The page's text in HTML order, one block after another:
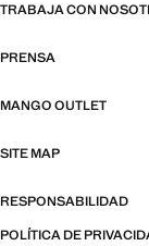
TRABAJA CON
PRENSA
MANGO OUTLET
SITE MAP
RESPONSABILIDAD
POLÍTICA DE